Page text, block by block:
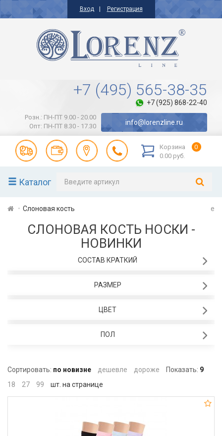
Вход Регистрация
+7 (495) 565-38-35
+7 (925) 868-22-40
Розн.: ПН-ПТ 9.00 - 20.00
Опт: ПН-ПТ 8.30 - 17.30
info@lorenzline.ru
Корзина
0
0.00 руб.
Каталог
Слоновая кость e
СЛОНОВАЯ КОСТЬ НОСКИ -
НОВИНКИ
СОСТАВ КРАТКИЙ
РАЗМЕР
ЦВЕТ
ПОЛ
Сортировать: по новизне дешевле дороже Показать: 9
18
27 99 шт. на странице